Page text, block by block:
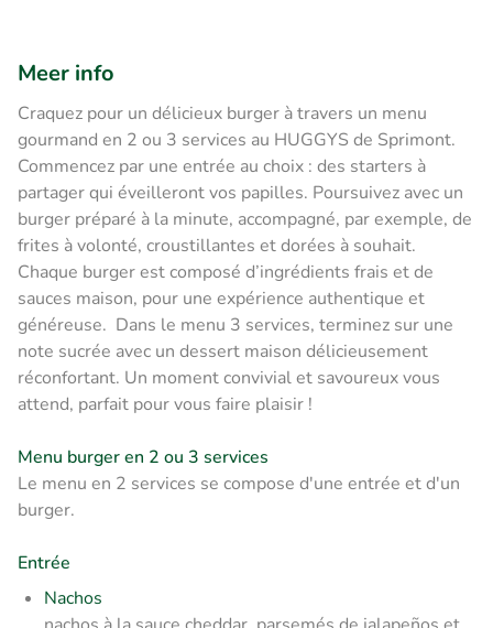
Meer info
Craquez pour un délicieux burger à travers un menu
gourmand en 2 ou 3 services au HUGGYS de Sprimont.
Commencez par une entrée au choix : des starters à
partager qui éveilleront vos papilles. Poursuivez avec un
burger préparé à la minute, accompagné, par exemple, de
frites à volonté, croustillantes et dorées à souhait.
Chaque burger est composé d’ingrédients frais et de
sauces maison, pour une expérience authentique et
généreuse. Dans le menu 3 services, terminez sur une
note sucrée avec un dessert maison délicieusement
réconfortant. Un moment convivial et savoureux vous
attend, parfait pour vous faire plaisir !
Menu burger en 2 ou 3 services
Le menu en 2 services se compose d'une entrée et d'un
burger.
Entrée
Nachos